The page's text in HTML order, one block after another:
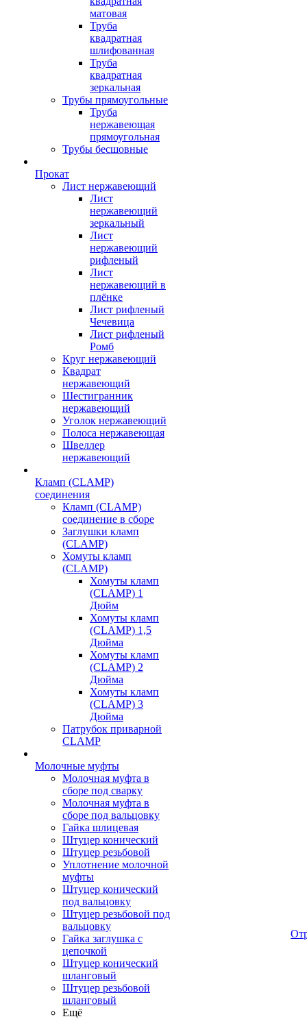
матовая
Труба
квадратная
шлифованная
Труба
квадратная
зеркальная
Трубы прямоугольные
Труба
нержавеющая
прямоугольная
Трубы бесшовные
Прокат
Лист нержавеющий
Лист
нержавеющий
зеркальный
Лист
нержавеющий
рифленый
Лист
нержавеющий в
плёнке
Лист рифленый
Чечевица
Лист рифленый
Ромб
Круг нержавеющий
Квадрат
нержавеющий
Шестигранник
нержавеющий
Уголок нержавеющий
Полоса нержавеющая
Швеллер
нержавеющий
Кламп (CLAMP)
соединения
Кламп (CLAMP)
соединение в сборе
Заглушки кламп
(CLAMP)
Хомуты кламп
(CLAMP)
Хомуты кламп
(CLAMP) 1
Дюйм
Хомуты кламп
(CLAMP) 1,5
Дюйма
Хомуты кламп
(CLAMP) 2
Дюйма
Хомуты кламп
(CLAMP) 3
Дюйма
Патрубок приварной
CLAMP
Молочные муфты
Молочная муфта в
сборе под сварку
Молочная муфта в
сборе под вальцовку
Гайка шлицевая
Штуцер конический
Штуцер резьбовой
Уплотнение молочной
муфты
Штуцер конический
под вальцовку
Штуцер резьбовой под
вальцовку
Гайка заглушка с
цепочкой
Штуцер конический
шланговый
Штуцер резьбовой
шланговый
Ещё